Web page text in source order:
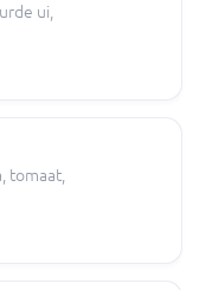
ui,
tomaat,